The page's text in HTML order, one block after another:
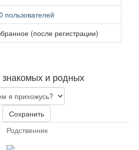
пользователей
(после регистрации)
и родных
Сохранить
Родственник